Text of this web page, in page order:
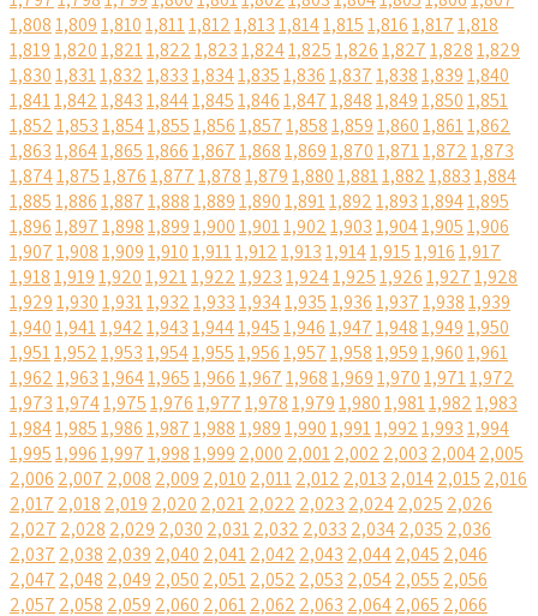
1,8081,8091,8101,8111,8121,8131,8141,8151,8161,8171,818
1,8191,8201,8211,8221,8231,8241,8251,8261,8271,8281,829
1,8301,8311,8321,8331,8341,8351,8361,8371,8381,8391,840
1,8411,8421,8431,8441,8451,8461,8471,8481,8491,8501,851
1,8521,8531,8541,8551,8561,8571,8581,8591,8601,8611,862
1,8631,8641,8651,8661,8671,8681,8691,8701,8711,8721,873
1,8741,8751,8761,8771,8781,8791,8801,8811,8821,8831,884
1,8851,8861,8871,8881,8891,8901,8911,8921,8931,8941,895
1,8961,8971,8981,8991,9001,9011,9021,9031,9041,9051,906
1,9071,9081,9091,9101,9111,9121,9131,9141,9151,9161,917
1,9181,9191,9201,9211,9221,9231,9241,9251,9261,9271,928
1,9291,9301,9311,9321,9331,9341,9351,9361,9371,9381,939
1,9401,9411,9421,9431,9441,9451,9461,9471,9481,9491,950
1,9511,9521,9531,9541,9551,9561,9571,9581,9591,9601,961
1,9621,9631,9641,9651,9661,9671,9681,9691,9701,9711,972
1,9731,9741,9751,9761,9771,9781,9791,9801,9811,9821,983
1,9841,9851,9861,9871,9881,9891,9901,9911,9921,9931,994
1,9951,9961,9971,9981,999 2,000 2,0012,002 2,003 2,0042,005
2,006 2,007 2,008 2,009 2,010 2,0112,012 2,013 2,0142,015 2,016
2,017 2,018 2,019 2,020 2,0212,022 2,023 2,0242,025 2,026
2,027 2,028 2,029 2,030 2,0312,032 2,033 2,0342,035 2,036
2,037 2,038 2,039 2,040 2,0412,042 2,043 2,0442,045 2,046
2,047 2,048 2,049 2,050 2,0512,052 2,053 2,0542,055 2,056
2,057 2,058 2,059 2,060 2,0612,062 2,063 2,0642,065 2,066